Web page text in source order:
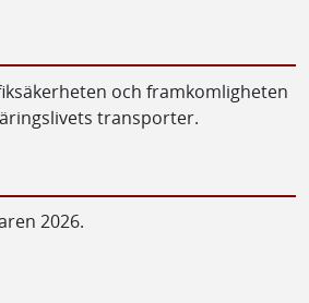
och framkomligheten
transporter.
2026.